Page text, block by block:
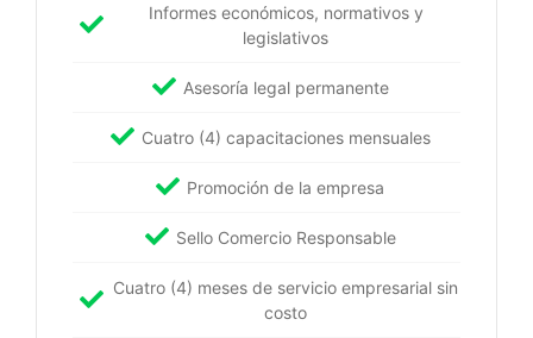
Informes económicos, normativos y
legislativos
Asesoría legal permanente
Cuatro (4) capacitaciones mensuales
Promoción de la empresa
Sello Comercio Responsable
Cuatro (4) meses de servicio empresarial sin
costo